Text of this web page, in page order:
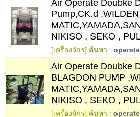
Pump,CK.d
NIKISO , SEKO ,
[เครื่องจักร] ค้นหา : operate
Air Operate Doubke
BLAGDON PUMP
NIKISO , SEKO ,
[เครื่องจักร] ค้นหา : operate